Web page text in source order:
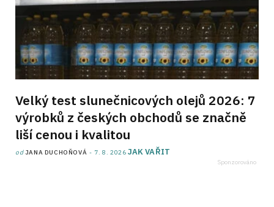
Velký test slunečnicových olejů 2026: 7
výrobků z českých obchodů se značně
liší cenou i kvalitou
od JANA DUCHOŇOVÁ 7. 8. 2026 JAK VAŘIT